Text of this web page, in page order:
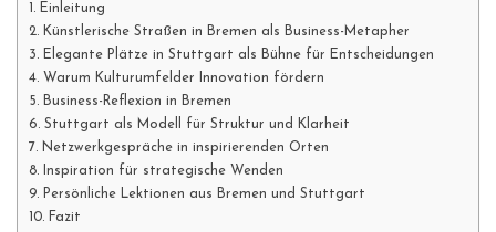
Einleitung
Künstlerische Straßen in Bremen als Business-Metapher
Elegante Plätze in Stuttgart als Bühne für Entscheidungen
Warum Kulturumfelder Innovation fördern
Business-Reflexion in Bremen
Stuttgart als Modell für Struktur und Klarheit
Netzwerkgespräche in inspirierenden Orten
Inspiration für strategische Wenden
Persönliche Lektionen aus Bremen und Stuttgart
Fazit